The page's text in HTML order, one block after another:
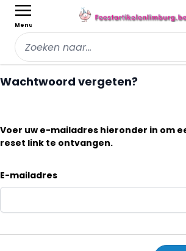
Menu
Wachtwoord vergeten?
Voer uw e-mailadres hieronder in om
reset link te ontvangen.
E-mailadres